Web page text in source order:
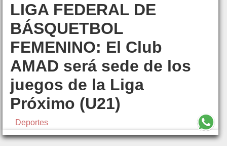
LIGA FEDERAL DE
BÁSQUETBOL
FEMENINO: El Club
AMAD será sede de los
juegos de la Liga
Próximo (U21)
Deportes